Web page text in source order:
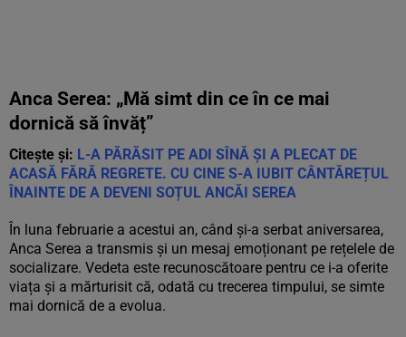
Anca Serea: „Mă simt din ce în ce mai
dornică să învăț”
Citește și: L-A PĂRĂSIT PE ADI SÎNĂ ȘI A PLECAT DE
ACASĂ FĂRĂ REGRETE. CU CINE S-A IUBIT CÂNTĂREȚUL
ÎNAINTE DE A DEVENI SOȚUL ANCĂI SEREA
În luna februarie a acestui an, când și-a serbat aniversarea,
Anca Serea a transmis și un mesaj emoționant pe rețelele de
socializare. Vedeta este recunoscătoare pentru ce i-a oferite
viața și a mărturisit că, odată cu trecerea timpului, se simte
mai dornică de a evolua.